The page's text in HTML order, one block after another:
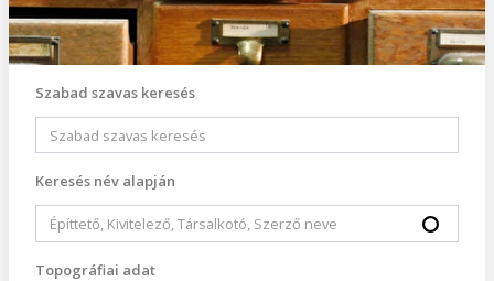
Szabad szavas keresés
Keresés név alapján
Topográfiai adat